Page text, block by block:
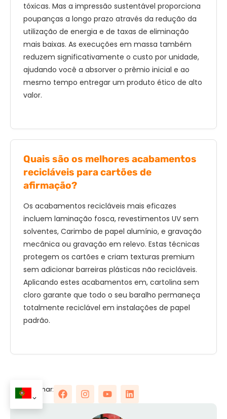
tóxicas. Mas a impressão sustentável proporciona
poupanças a longo prazo através da redução da
utilização de energia e de taxas de eliminação
mais baixas. As execuções em massa também
reduzem significativamente o custo por unidade,
ajudando você a absorver o prêmio inicial e ao
mesmo tempo entregar um produto ético de alto
valor.
Quais são os melhores acabamentos
recicláveis ​​para cartões de
afirmação?
Os acabamentos recicláveis ​​mais eficazes
incluem laminação fosca, revestimentos UV sem
solventes, Carimbo de papel alumínio, e gravação
mecânica ou gravação em relevo. Estas técnicas
protegem os cartões e criam texturas premium
sem adicionar barreiras plásticas não recicláveis.
Aplicando estes acabamentos em, cartolina sem
cloro garante que todo o seu baralho permaneça
totalmente reciclável em instalações de papel
padrão.
Compartilhar: